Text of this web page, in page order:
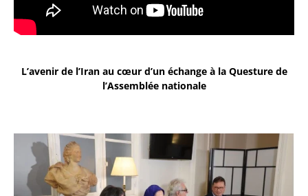
L’avenir de l’Iran au cœur d’un échange à la Questure de
l’Assemblée nationale